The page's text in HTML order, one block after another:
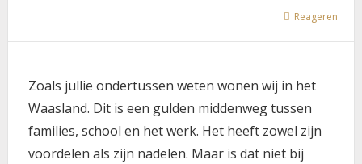
Reageren
Zoals jullie ondertussen weten wonen wij in het
Waasland. Dit is een gulden middenweg tussen
families, school en het werk. Het heeft zowel zijn
voordelen als zijn nadelen. Maar is dat niet bij